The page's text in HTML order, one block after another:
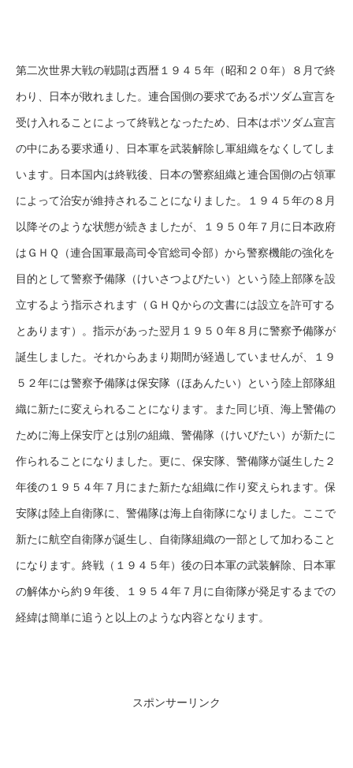
第二次世界大戦の戦闘は西暦１９４５年（昭和２０年）８月で終
わり、日本が敗れました。連合国側の要求であるポツダム宣言を
受け入れることによって終戦となったため、日本はポツダム宣言
の中にある要求通り、日本軍を武装解除し軍組織をなくしてしま
います。日本国内は終戦後、日本の警察組織と連合国側の占領軍
によって治安が維持されることになりました。１９４５年の８月
以降そのような状態が続きましたが、１９５０年７月に日本政府
はＧＨＱ（連合国軍最高司令官総司令部）から警察機能の強化を
目的として警察予備隊（けいさつよびたい）という陸上部隊を設
立するよう指示されます（ＧＨＱからの文書には設立を許可する
とあります）。指示があった翌月１９５０年８月に警察予備隊が
誕生しました。それからあまり期間が経過していませんが、１９
５２年には警察予備隊は保安隊（ほあんたい）という陸上部隊組
織に新たに変えられることになります。また同じ頃、海上警備の
ために海上保安庁とは別の組織、警備隊（けいびたい）が新たに
作られることになりました。更に、保安隊、警備隊が誕生した２
年後の１９５４年７月にまた新たな組織に作り変えられます。保
安隊は陸上自衛隊に、警備隊は海上自衛隊になりました。ここで
新たに航空自衛隊が誕生し、自衛隊組織の一部として加わること
になります。終戦（１９４５年）後の日本軍の武装解除、日本軍
の解体から約９年後、１９５４年７月に自衛隊が発足するまでの
経緯は簡単に追うと以上のような内容となります。
スポンサーリンク